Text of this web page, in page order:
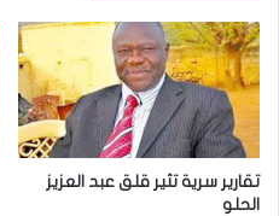
تقارير سرية تثير قلق عبد العزيز
الحلو